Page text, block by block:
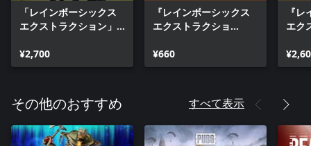
「レインボーシックス
エクストラクション」 -
ク
¥2,700
『レインボーシックス
エクストラクショ
ジット
¥660
『
エク
レジ
その他のおすすめ すべて表示